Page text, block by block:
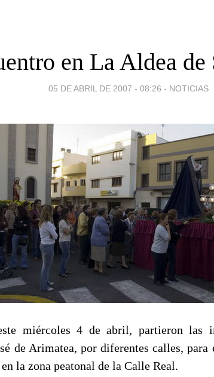
en La Aldea de
05 DE ABRIL DE 2007 - 08:26 - NOTICIAS
miércoles 4 de abril, partieron las
de Arimatea, por diferentes calles, para
la zona peatonal de la Calle Real.